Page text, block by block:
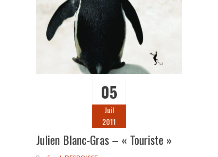
05
Juil
2011
Julien Blanc-Gras – « Touriste »